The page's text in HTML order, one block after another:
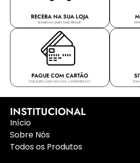
RECEBA NA SUA LOJA
Enviamos para todo Brasil!
PAGUE COM CARTÃO
Consulte com nossos vendedores!
INSTITUCIONAL
Início
Sobre Nós
Todos os Produtos